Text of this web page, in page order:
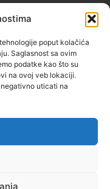
poput kolačića
Saglasnost sa ovim
podatke kao što su
na ovoj veb lokaciji.
uticati na
72000 ZENICA